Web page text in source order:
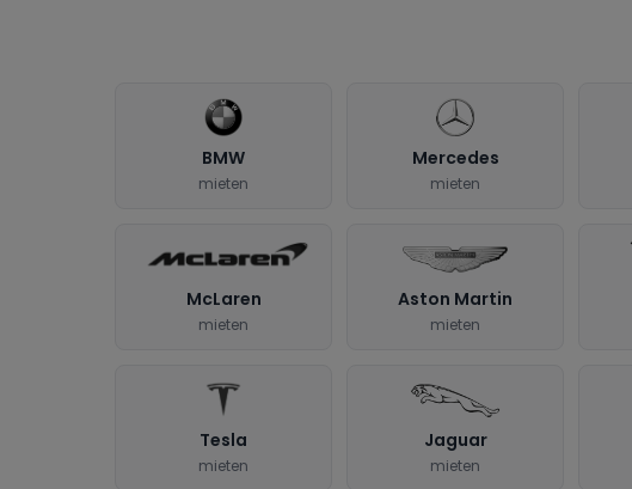
BMW
mieten
Mercedes
mieten
McLaren
mieten
Aston Martin
mieten
Tesla
mieten
Jaguar
mieten